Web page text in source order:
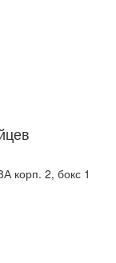
корп. 2, бокс 1